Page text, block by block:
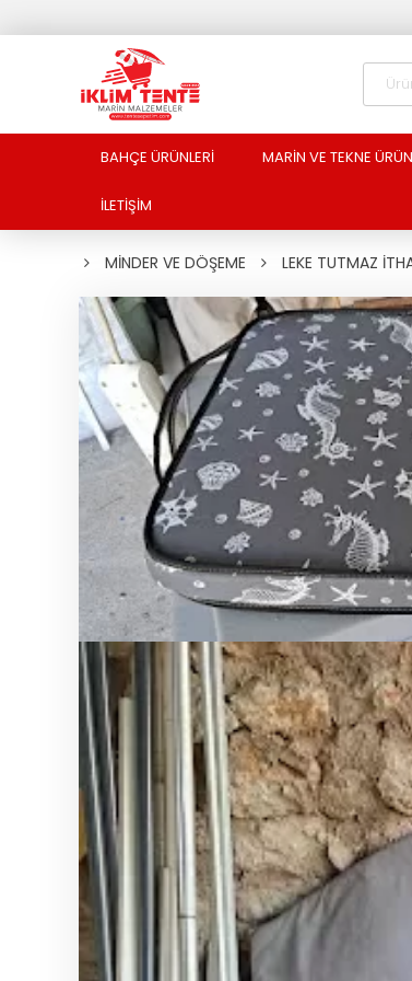
BAHÇE ÜRÜNLERİ MARİN VE TEKNE
İLETİŞİM
MİNDER VE DÖŞEME LEKE TUTMAZ